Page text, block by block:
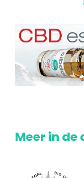
Meer in